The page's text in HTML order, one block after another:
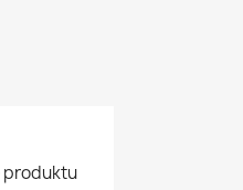
produktu